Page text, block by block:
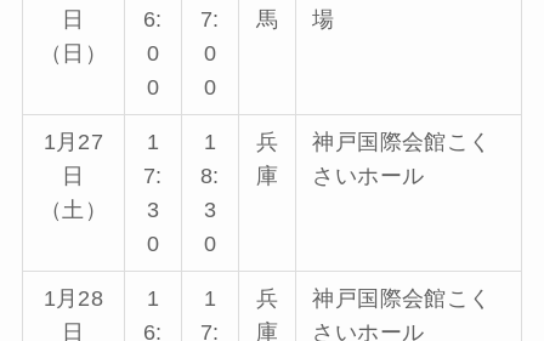
日
（日）
6:
0
0
7:
0
0
馬
場
1月27
日
（土）
1
7:
3
0
1
8:
3
0
兵
庫
神戸国際会館こく
さいホール
1月28
日
1
6:
1
7:
兵
庫
神戸国際会館こく
さいホール